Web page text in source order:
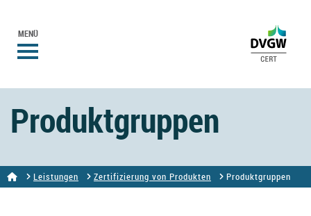
MENÜ
Produktgruppen
Leistungen Zertifizierung von Produkten Produktgruppen